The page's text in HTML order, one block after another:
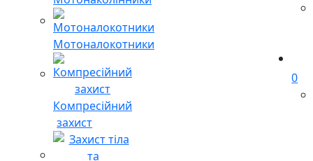
Мотоналокотники
Компресійний
захист
0